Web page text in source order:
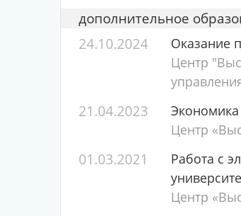
дополнительное
24.10.2024
Оказание
Центр
21.04.2023 Экономика
Центр
01.03.2021
Работа с
Центр